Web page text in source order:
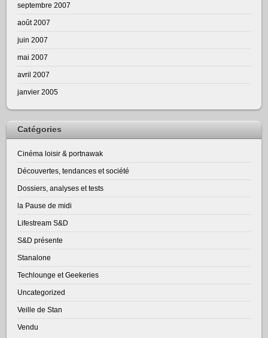
septembre 2007
août 2007
juin 2007
mai 2007
avril 2007
janvier 2005
Catégories
Cinéma loisir & portnawak
Découvertes, tendances et société
Dossiers, analyses et tests
la Pause de midi
Lifestream S&D
S&D présente
Stanalone
Techlounge et Geekeries
Uncategorized
Veille de Stan
Vendu